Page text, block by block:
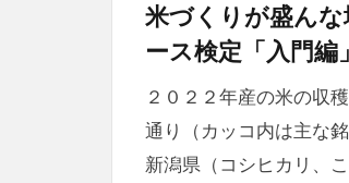
米づくりが盛ん
ース検定「入門編
２０２２年産の米の収
通り（カッコ内は主な
新潟県（コシヒカリ、